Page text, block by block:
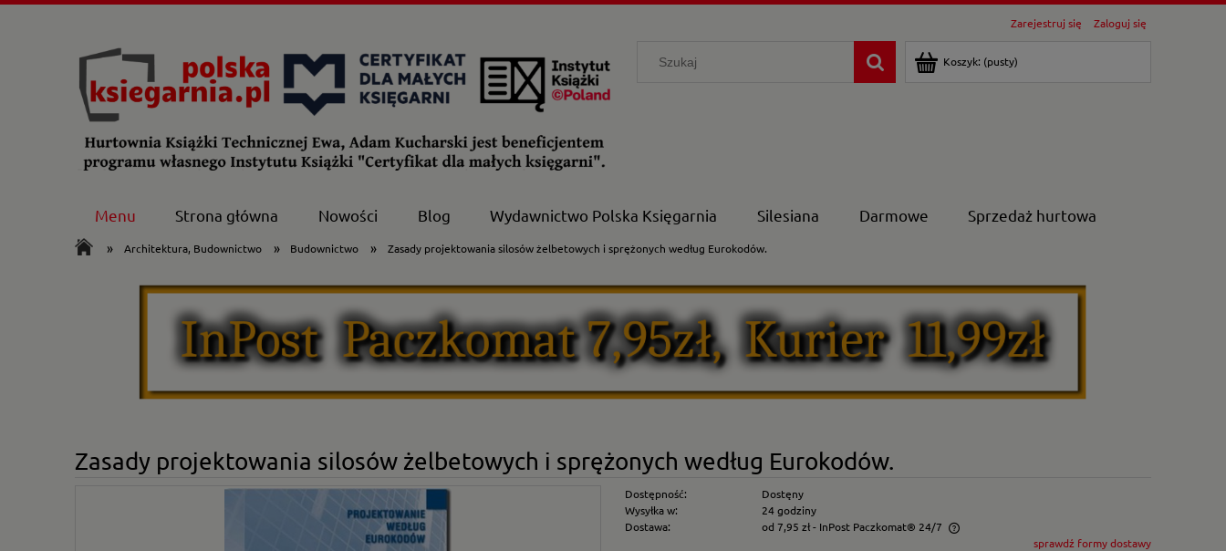
Zarejestruj się Zaloguj się
Koszyk: (pusty)
Menu Strona główna Nowości Blog Wydawnictwo Polska Księgarnia Silesiana Darmowe Sprzedaż hurtowa
» Architektura, Budownictwo » Budownictwo » Zasady projektowania silosów żelbetowych i sprężonych według Eurokodów.
Zasady projektowania silosów żelbetowych i sprężonych według Eurokodów.
Dostępność:
Dostęny
Wysyłka w:
24 godziny
Dostawa:
od 7,95 zł- InPost Paczkomat® 24/7
sprawdź formy dostawy